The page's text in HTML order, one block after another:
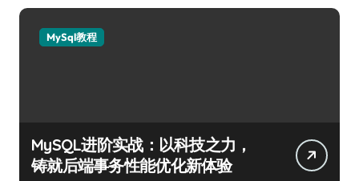
MySql教程
MySQL进阶实战：以科技之力，
铸就后端事务性能优化新体验